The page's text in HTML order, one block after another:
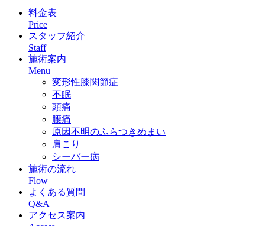
料金表
Price
スタッフ紹介
Staff
施術案内
Menu
変形性膝関節症
不眠
頭痛
腰痛
原因不明のふらつきめまい
肩こり
シーバー病
施術の流れ
Flow
よくある質問
Q&A
アクセス案内